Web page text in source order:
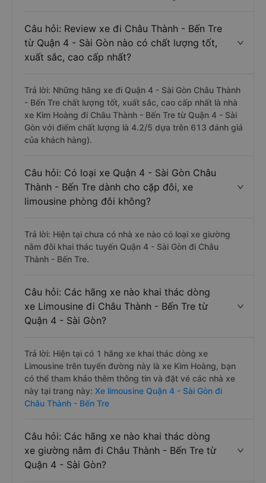
Câu hỏi: Review xe đi Châu Thành - Bến Tre
từ Quận 4 - Sài Gòn nào có chất lượng tốt,
xuất sắc, cao cấp nhất?
Trả lời: Những hãng xe đi Quận 4 - Sài Gòn Châu Thành
- Bến Tre chất lượng tốt, xuất sắc, cao cấp nhất là nhà
xe Kim Hoàng đi Châu Thành - Bến Tre từ Quận 4 - Sài
Gòn với điểm chất lượng là 4.2/5 dựa trên 613 đánh giá
của khách hàng).
Câu hỏi: Có loại xe Quận 4 - Sài Gòn Châu
Thành - Bến Tre dành cho cặp đôi, xe
limousine phòng đôi không?
Trả lời: Hiện tại chưa có nhà xe nào có loại xe giường
nằm đôi khai thác tuyến Quận 4 - Sài Gòn đi Châu
Thành - Bến Tre.
Câu hỏi: Các hãng xe nào khai thác dòng
xe Limousine đi Châu Thành - Bến Tre từ
Quận 4 - Sài Gòn?
Trả lời: Hiện tại có 1 hãng xe khai thác dòng xe
Limousine trên tuyến đường này là xe Kim Hoàng, bạn
có thể tham khảo thêm thông tin và đặt vé các nhà xe
này tại trang này: Xe limousine Quận 4 - Sài Gòn đi
Châu Thành - Bến Tre
Câu hỏi: Các hãng xe nào khai thác dòng
xe giường nằm đi Châu Thành - Bến Tre từ
Quận 4 - Sài Gòn?